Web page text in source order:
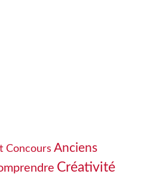
Concours Anciens
Créativité